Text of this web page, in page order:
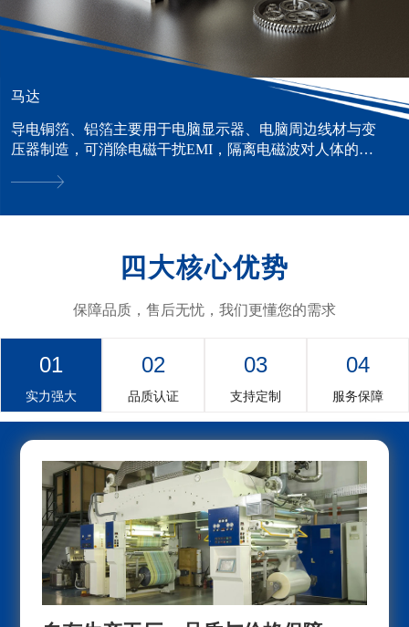
马达
导电铜箔、铝箔主要用于电脑显示器、电脑周边线材与变
压器制造，可消除电磁干扰EMI，隔离电磁波对人体的危
四大核心优势
保障品质，售后无忧，我们更懂您的需求
01
实力强大
02
品质认证
03
支持定制
04
服务保障